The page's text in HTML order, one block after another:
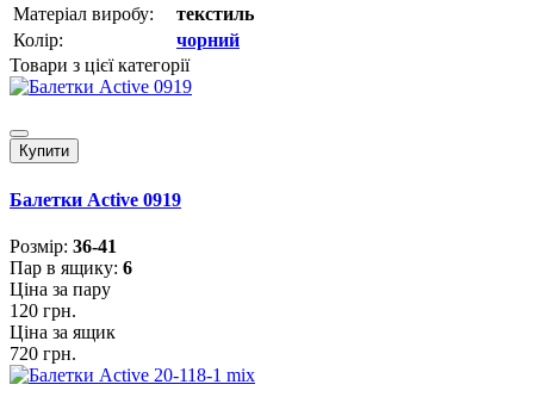
Матеріал виробу:
текстиль
Колір:
чорний
Товари з цієї категорії
Купити
Балетки Active 0919
Розмiр: 36-41
Пар в ящику: 6
Ціна за пару
120 грн.
Ціна за ящик
720 грн.